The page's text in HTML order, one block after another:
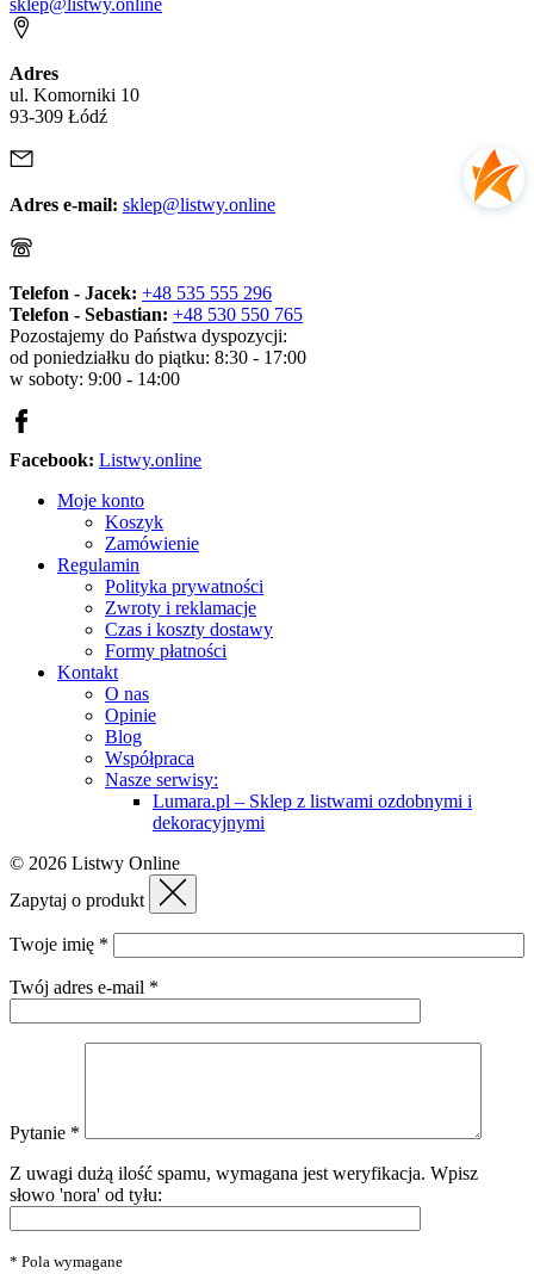
Adres
ul. Komorniki 10
93-309 Łódź
Adres e-mail: sklep@listwy.online
Telefon - Jacek: +48 535 555 296
Telefon - Sebastian: +48 530 550 765
Pozostajemy do Państwa dyspozycji:
od poniedziałku do piątku: 8:30 - 17:00
w soboty: 9:00 - 14:00
Facebook: Listwy.online
Moje konto
Koszyk
Zamówienie
Regulamin
Polityka prywatności
Zwroty i reklamacje
Czas i koszty dostawy
Formy płatności
Kontakt
O nas
Opinie
Blog
Współpraca
Nasze serwisy:
Lumara.pl – Sklep z listwami ozdobnymi i
dekoracyjnymi
© 2026 Listwy Online
Zapytaj o produkt
Twoje imię *
Twój adres e-mail *
Pytanie *
Z uwagi dużą ilość spamu, wymagana jest weryfikacja. Wpisz
słowo 'nora' od tyłu:
* Pola wymagane